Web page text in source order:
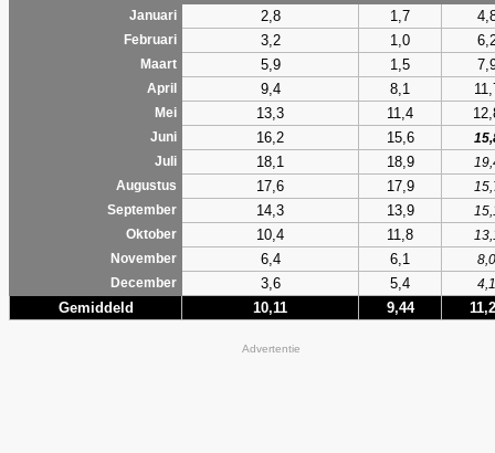
Januari
2,8 1,7
Februari 3,2 1,0
Maart 5,9 1,5
April 9,4 8,1
Mei 13,3 11,4
Juni 16,2 15,6
Juli
18,1 18,9
Augustus
17,6 17,9
September
14,3 13,9
Oktober
10,4 11,8
November
6,4 6,1
8,0
December
3,6 5,4 4,1
Gemiddeld 10,11 9,44
Advertentie